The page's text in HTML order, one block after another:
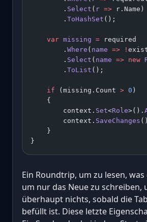
        .
Select ( r => r.Name)
        .
ToHashSet ();
    var
missing = required
        .
Where ( name => !
        .
Select ( name => new
        .
ToList ();
    if
(missing.Count > 0 )
    {
        context.
Set<Role>().
        context.
SaveChanges
    }
}
Ein Roundtrip, um zu lesen,
um nur das Neue zu schreiben,
überhaupt nichts, sobald die
befüllt ist. Diese letzte